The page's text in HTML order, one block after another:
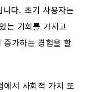
니다. 초기 사용자는
는 기회를 가지고
가하는 경험을 할
서 사회적 가치 또